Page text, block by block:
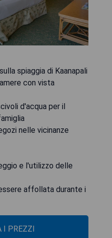
spiaggia di Kaanapali
con vista
d'acqua per il
nelle vicinanze
e l'utilizzo delle
affollata durante i
I PREZZI